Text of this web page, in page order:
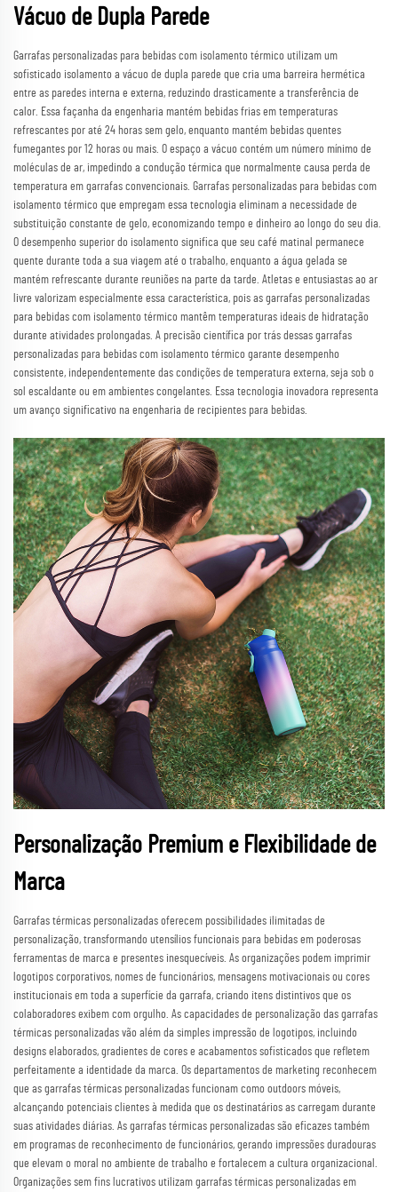
Vácuo de Dupla Parede
Garrafas personalizadas para bebidas com isolamento térmico utilizam um
sofisticado isolamento a vácuo de dupla parede que cria uma barreira hermética
entre as paredes interna e externa, reduzindo drasticamente a transferência de
calor. Essa façanha da engenharia mantém bebidas frias em temperaturas
refrescantes por até 24 horas sem gelo, enquanto mantém bebidas quentes
fumegantes por 12 horas ou mais. O espaço a vácuo contém um número mínimo de
moléculas de ar, impedindo a condução térmica que normalmente causa perda de
temperatura em garrafas convencionais. Garrafas personalizadas para bebidas com
isolamento térmico que empregam essa tecnologia eliminam a necessidade de
substituição constante de gelo, economizando tempo e dinheiro ao longo do seu dia.
O desempenho superior do isolamento significa que seu café matinal permanece
quente durante toda a sua viagem até o trabalho, enquanto a água gelada se
mantém refrescante durante reuniões na parte da tarde. Atletas e entusiastas ao ar
livre valorizam especialmente essa característica, pois as garrafas personalizadas
para bebidas com isolamento térmico mantêm temperaturas ideais de hidratação
durante atividades prolongadas. A precisão científica por trás dessas garrafas
personalizadas para bebidas com isolamento térmico garante desempenho
consistente, independentemente das condições de temperatura externa, seja sob o
sol escaldante ou em ambientes congelantes. Essa tecnologia inovadora representa
um avanço significativo na engenharia de recipientes para bebidas.
Personalização Premium e Flexibilidade de
Marca
Garrafas térmicas personalizadas oferecem possibilidades ilimitadas de
personalização, transformando utensílios funcionais para bebidas em poderosas
ferramentas de marca e presentes inesquecíveis. As organizações podem imprimir
logotipos corporativos, nomes de funcionários, mensagens motivacionais ou cores
institucionais em toda a superfície da garrafa, criando itens distintivos que os
colaboradores exibem com orgulho. As capacidades de personalização das garrafas
térmicas personalizadas vão além da simples impressão de logotipos, incluindo
designs elaborados, gradientes de cores e acabamentos sofisticados que refletem
perfeitamente a identidade da marca. Os departamentos de marketing reconhecem
que as garrafas térmicas personalizadas funcionam como outdoors móveis,
alcançando potenciais clientes à medida que os destinatários as carregam durante
suas atividades diárias. As garrafas térmicas personalizadas são eficazes também
em programas de reconhecimento de funcionários, gerando impressões duradouras
que elevam o moral no ambiente de trabalho e fortalecem a cultura organizacional.
Organizações sem fins lucrativos utilizam garrafas térmicas personalizadas em